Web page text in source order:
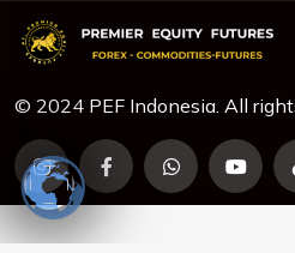
© 2024 PEF Indonesia. All